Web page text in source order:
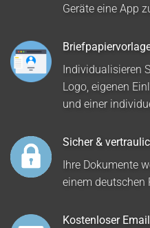
Geräte eine App
Individualisieren
Logo, eigenen
und einer
Sicher &
Ihre Dokumente
einem deutschen
Kostenloser